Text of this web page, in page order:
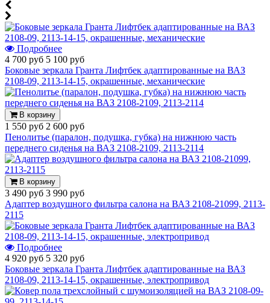
Подробнее
4 700 руб 5 100 руб
Боковые зеркала Гранта Лифтбек адаптированные на ВАЗ
2108-09, 2113-14-15, окрашенные, механические
В корзину
1 550 руб 2 600 руб
Пенолитье (паралон, подушка, губка) на нижнюю часть
переднего сиденья на ВАЗ 2108-2109, 2113-2114
В корзину
3 490 руб 3 990 руб
Адаптер воздушного фильтра салона на ВАЗ 2108-21099, 2113-
2115
Подробнее
4 920 руб 5 320 руб
Боковые зеркала Гранта Лифтбек адаптированные на ВАЗ
2108-09, 2113-14-15, окрашенные, электропривод